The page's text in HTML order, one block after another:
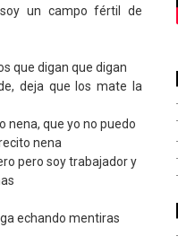
un campo fértil de
que digan que digan
deja que los mate la
nena, que yo no puedo
nena
pero soy trabajador y
echando mentiras